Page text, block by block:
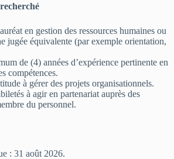
en gestion des ressources humaines ou
jugée équivalente (par exemple orientation,
de (4) années d’expérience pertinente en
compétences.
à gérer des projets organisationnels.
à agir en partenariat auprès des
du personnel.
: 31 août 2026.